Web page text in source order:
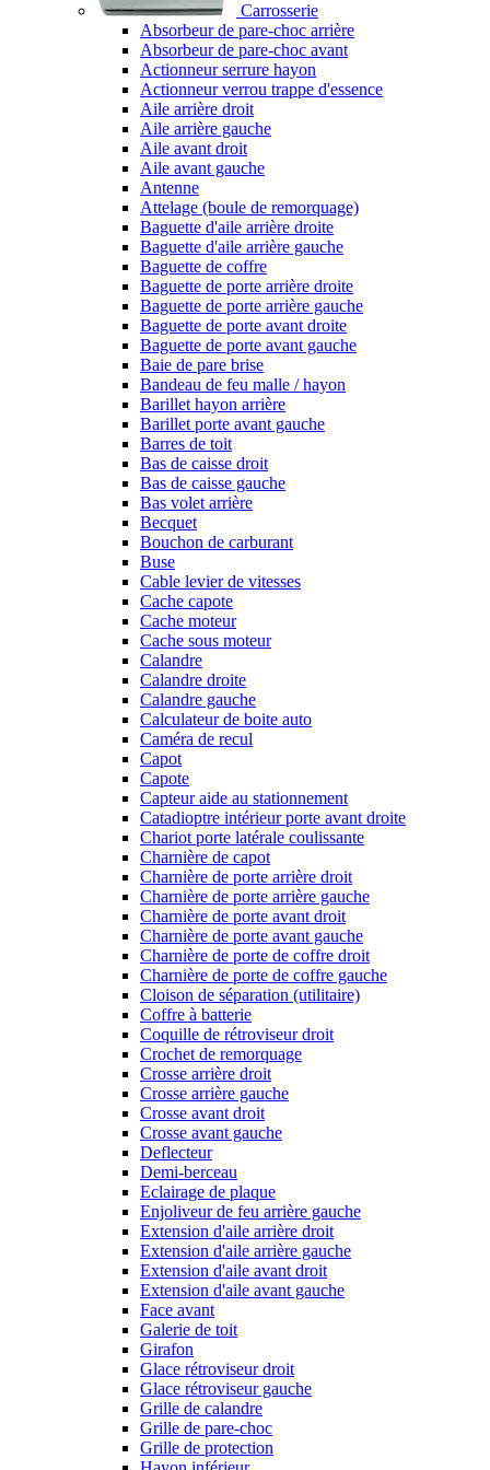
Carrosserie
Absorbeur de pare-choc arrière
Absorbeur de pare-choc avant
Actionneur serrure hayon
Actionneur verrou trappe d'essence
Aile arrière droit
Aile arrière gauche
Aile avant droit
Aile avant gauche
Antenne
Attelage (boule de remorquage)
Baguette d'aile arrière droite
Baguette d'aile arrière gauche
Baguette de coffre
Baguette de porte arrière droite
Baguette de porte arrière gauche
Baguette de porte avant droite
Baguette de porte avant gauche
Baie de pare brise
Bandeau de feu malle / hayon
Barillet hayon arrière
Barillet porte avant gauche
Barres de toit
Bas de caisse droit
Bas de caisse gauche
Bas volet arrière
Becquet
Bouchon de carburant
Buse
Cable levier de vitesses
Cache capote
Cache moteur
Cache sous moteur
Calandre
Calandre droite
Calandre gauche
Calculateur de boite auto
Caméra de recul
Capot
Capote
Capteur aide au stationnement
Catadioptre intérieur porte avant droite
Chariot porte latérale coulissante
Charnière de capot
Charnière de porte arrière droit
Charnière de porte arrière gauche
Charnière de porte avant droit
Charnière de porte avant gauche
Charnière de porte de coffre droit
Charnière de porte de coffre gauche
Cloison de séparation (utilitaire)
Coffre à batterie
Coquille de rétroviseur droit
Crochet de remorquage
Crosse arrière droit
Crosse arrière gauche
Crosse avant droit
Crosse avant gauche
Deflecteur
Demi-berceau
Eclairage de plaque
Enjoliveur de feu arrière gauche
Extension d'aile arrière droit
Extension d'aile arrière gauche
Extension d'aile avant droit
Extension d'aile avant gauche
Face avant
Galerie de toit
Girafon
Glace rétroviseur droit
Glace rétroviseur gauche
Grille de calandre
Grille de pare-choc
Grille de protection